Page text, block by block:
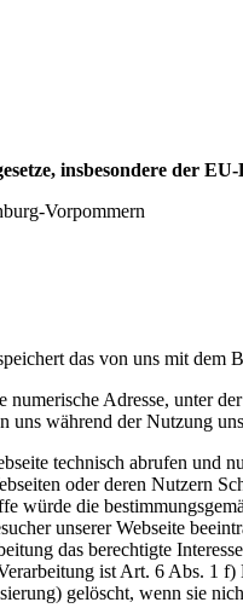
insbesondere der
Vorpommern
das von uns mit
numerische Adresse, unter
uns während der Nutzung
technisch abrufen und
oder deren Nutzern
würde die
unserer Webseite
das berechtigte
ist Art. 6 Abs. 1
gelöscht, wenn sie